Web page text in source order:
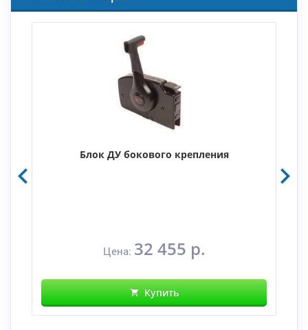
Блок ДУ бокового крепления
Цена: 32 455 р.
Купить